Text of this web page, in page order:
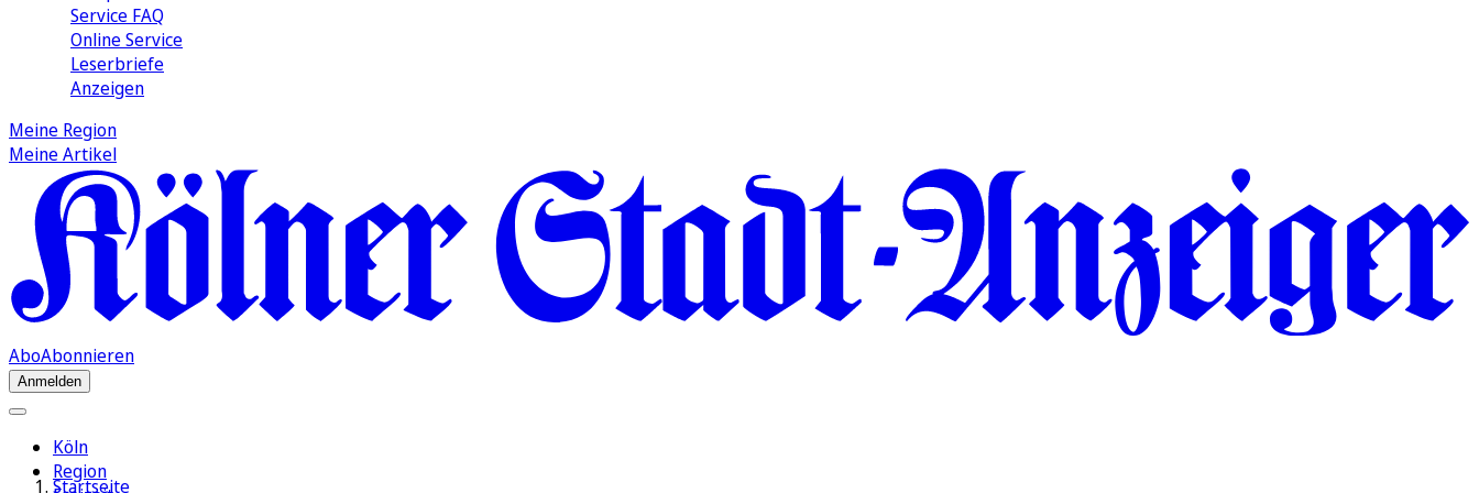
Service FAQ
Online Service
Leserbriefe
Anzeigen
Meine Region
Meine Artikel
AboAbonnieren
Anmelden
Köln
Region
Startseite